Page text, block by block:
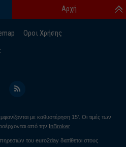
Οροι Χρήσης
Αρχή
με καθυστέρηση 15’. Οι τιμές των
από την InBroker
του euro2day διατίθεται στους